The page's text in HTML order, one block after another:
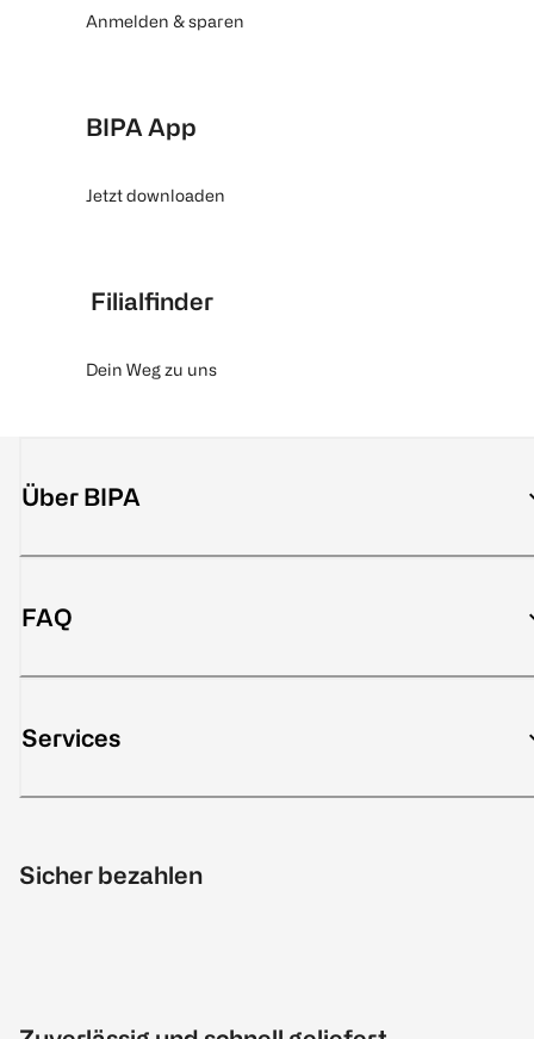
Anmelden & sparen
BIPA App
Jetzt downloaden
Filialfinder
Dein Weg zu uns
Über BIPA
FAQ
Services
Sicher bezahlen